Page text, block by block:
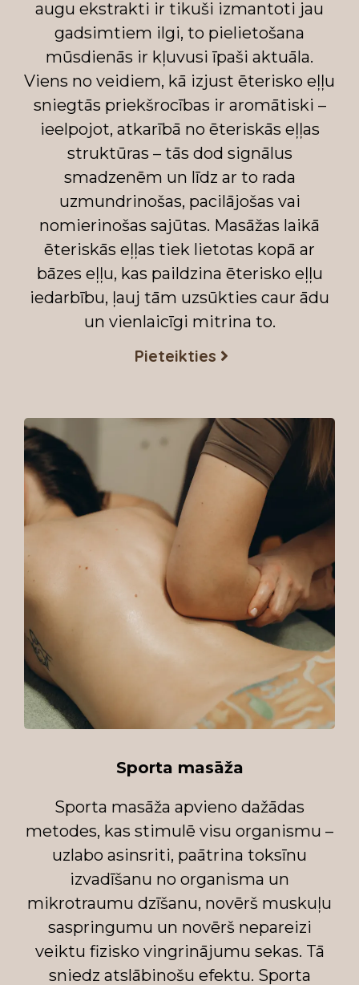
augu ekstrakti ir tikuši izmantoti jau
gadsimtiem ilgi, to pielietošana
mūsdienās ir kļuvusi īpaši aktuāla.
Viens no veidiem, kā izjust ēterisko eļļu
sniegtās priekšrocības ir aromātiski –
ieelpojot, atkarībā no ēteriskās eļļas
struktūras – tās dod signālus
smadzenēm un līdz ar to rada
uzmundrinošas, pacilājošas vai
nomierinošas sajūtas. Masāžas laikā
ēteriskās eļļas tiek lietotas kopā ar
bāzes eļļu, kas paildzina ēterisko eļļu
iedarbību, ļauj tām uzsūkties caur ādu
un vienlaicīgi mitrina to.
Pieteikties
Sporta masāža
Sporta masāža apvieno dažādas
metodes, kas stimulē visu organismu –
uzlabo asinsriti, paātrina toksīnu
izvadīšanu no organisma un
mikrotraumu dzīšanu, novērš muskuļu
saspringumu un novērš nepareizi
veiktu fizisko vingrinājumu sekas. Tā
sniedz atslābinošu efektu. Sporta